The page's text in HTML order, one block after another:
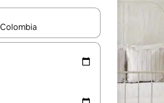
beschikbaar zijn, maak je een keuze met je de